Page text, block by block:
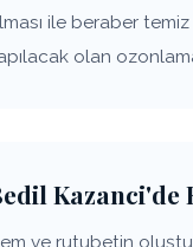
ile beraber
olan
Kazanci'de
ve rutubetin